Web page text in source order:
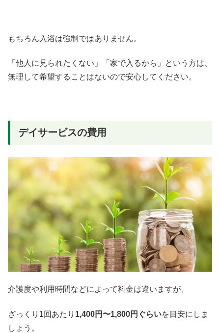
もちろん入浴は強制ではありません。
「他人に見られたくない」「家で入るから」という方は、
無理して希望することはないので安心してください。
デイサービスの費用
介護度や利用時間などによって料金は違いますが、
ざっくり1回あたり 1,400円〜1,800円ぐらいを目安にしま
しょう。